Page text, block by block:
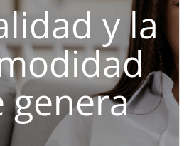
y la
genera